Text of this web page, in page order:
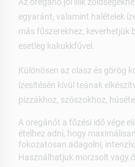
egyaránt, valamint halételek
más fűszerekhez, keverhetjük
esetleg kakukkfűvel.
Különösen az olasz és görög
ízesítésén kívül teának
pizzákhoz, szószokhoz,
A oregánót a főzési idő vége
ételhez adni, hogy
fokozatosan adagolni,
Használhatjuk morzsolt vagy